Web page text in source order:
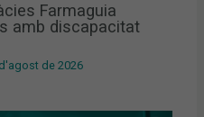
Farmaguia
amb discapacitat
de 2026